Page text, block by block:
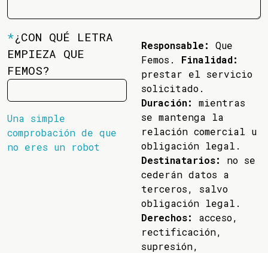
*¿CON QUÉ LETRA
EMPIEZA QUE
FEMOS?
Una simple
comprobación de que
no eres un robot
Responsable:
Que
Femos. Finalidad:
prestar el servicio
solicitado.
Duración:
mientras
se mantenga la
relación comercial u
obligación legal.
Destinatarios:
no se
cederán datos a
terceros, salvo
obligación legal.
Derechos:
acceso,
rectificación,
supresión,